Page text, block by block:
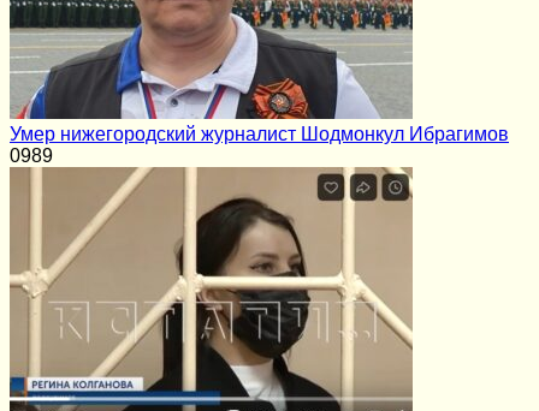
Умер нижегородский журналист Шодмонкул Ибрагимов
0989